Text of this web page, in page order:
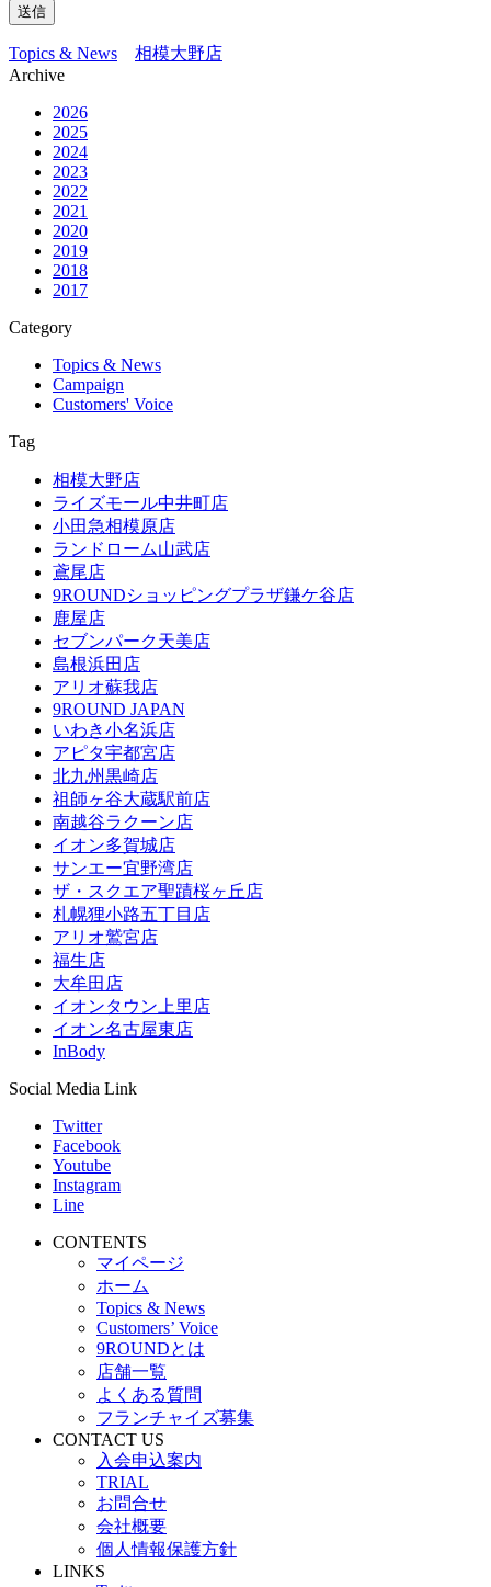
送信
Topics & News
相模大野店
Archive
2026
2025
2024
2023
2022
2021
2020
2019
2018
2017
Category
Topics & News
Campaign
Customers' Voice
Tag
相模大野店
ライズモール中井町店
小田急相模原店
ランドローム山武店
鳶尾店
9ROUNDショッピングプラザ鎌ケ谷店
鹿屋店
セブンパーク天美店
島根浜田店
アリオ蘇我店
9ROUND JAPAN
いわき小名浜店
アピタ宇都宮店
北九州黒崎店
祖師ヶ谷大蔵駅前店
南越谷ラクーン店
イオン多賀城店
サンエー宜野湾店
ザ・スクエア聖蹟桜ヶ丘店
札幌狸小路五丁目店
アリオ鷲宮店
福生店
大牟田店
イオンタウン上里店
イオン名古屋東店
InBody
Social Media Link
Twitter
Facebook
Youtube
Instagram
Line
CONTENTS
マイページ
ホーム
Topics & News
Customers’ Voice
9ROUNDとは
店舗一覧
よくある質問
フランチャイズ募集
CONTACT US
入会申込案内
TRIAL
お問合せ
会社概要
個人情報保護方針
LINKS